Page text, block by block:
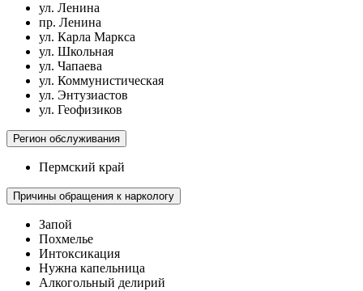
ул. Ленина
пр. Ленина
ул. Карла Маркса
ул. Школьная
ул. Чапаева
ул. Коммунистическая
ул. Энтузиастов
ул. Геофизиков
Регион обслуживания
Пермский край
Причины обращения к наркологу
Запой
Похмелье
Интоксикация
Нужна капельница
Алкогольный делирий